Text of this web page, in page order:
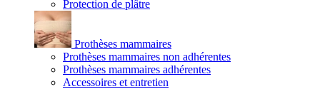
Protection de plâtre
Prothèses mammaires
Prothèses mammaires non adhérentes
Prothèses mammaires adhérentes
Accessoires et entretien